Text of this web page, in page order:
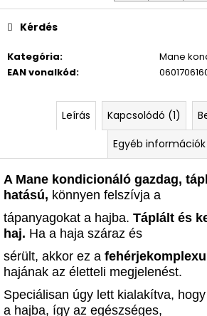
Kategória:
Mane
EAN vonalkód:
Kérdés
Leírás Kapcsolódó (1)
Egyéb információk
A Mane kondicionáló gazdag,
hatású, könnyen felszívja a
tápanyagokat a hajba. Táplált és
haj. Ha a haja száraz és
sérült, akkor ez a
hajának az életteli megjelenést.
Speciálisan úgy lett kialakítva,
a hajba, így az egészséges,